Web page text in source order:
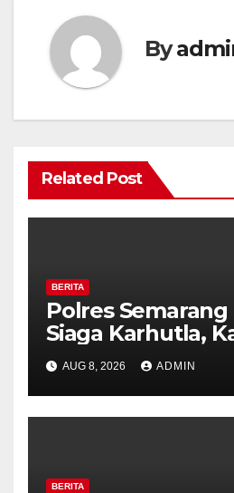
By
Related Post
BERITA
Polres
Siaga Karhutla,
Tekankan Sinergi
Kesiapsiagaan
Kemarau.
AUG 8, 2026 ADMIN
BERITA